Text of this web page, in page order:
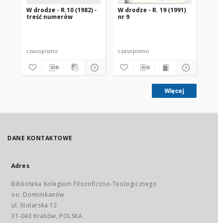
W drodze - R.10 (1982) -
treść numerów
czasopismo
W drodze - R. 19 (1991)
nr 9
czasopismo
Więcej
DANE KONTAKTOWE
Adres
Biblioteka Kolegium Filozoficzno-Teologicznego
oo. Dominikanów
ul. Stolarska 12
31-043 Kraków, POLSKA